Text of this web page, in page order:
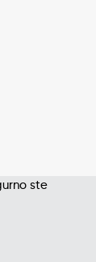
ste